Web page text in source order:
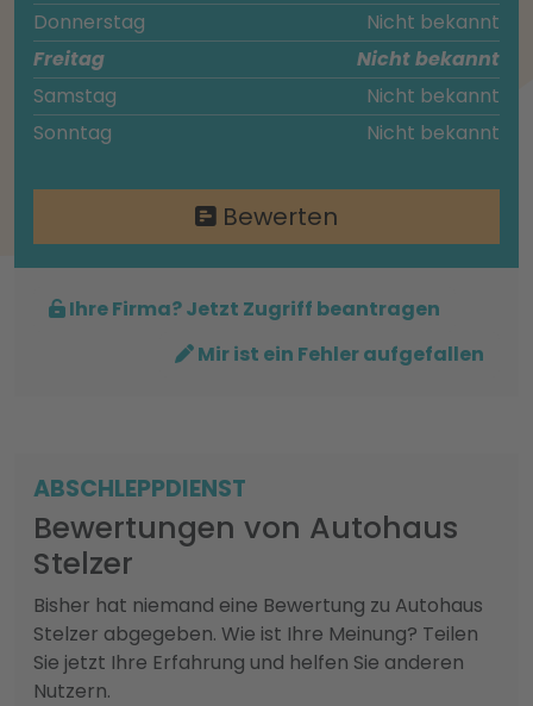
Donnerstag
Nicht bekannt
Freitag
Nicht bekannt
Samstag
Nicht bekannt
Sonntag
Nicht bekannt
Bewerten
Ihre Firma? Jetzt Zugriff beantragen
Mir ist ein Fehler aufgefallen
ABSCHLEPPDIENST
Bewertungen von Autohaus
Stelzer
Bisher hat niemand eine Bewertung zu Autohaus
Stelzer abgegeben. Wie ist Ihre Meinung? Teilen
Sie jetzt Ihre Erfahrung und helfen Sie anderen
Nutzern.